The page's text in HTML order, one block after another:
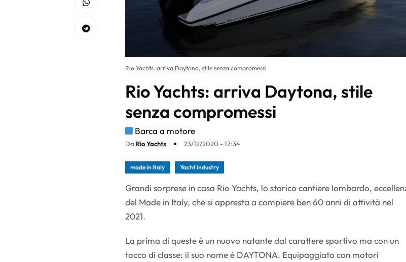
Rio Yachts: arriva Daytona, stile senza compromessi
Rio Yachts: arriva Daytona, stile
senza compromessi
Barca a motore
Da Rio Yachts 23/12/2020 - 17:34
made in italy Yacht industry
Grandi sorprese in casa Rio Yachts, lo storico cantiere lombardo,
del Made in Italy, che si appresta a compiere ben 60 anni di attività nel
2021.
La prima di queste è un nuovo natante dal carattere sportivo ma con un
tocco di classe: il suo nome è DAYTONA. Equipaggiato con motori